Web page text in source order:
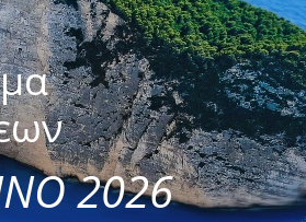
2026